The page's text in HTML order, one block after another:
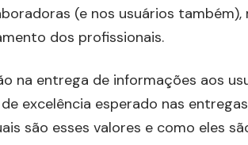
(e nos usuários
dos profissionais.
na entrega de informações aos
excelência esperado nas
são esses valores e como eles